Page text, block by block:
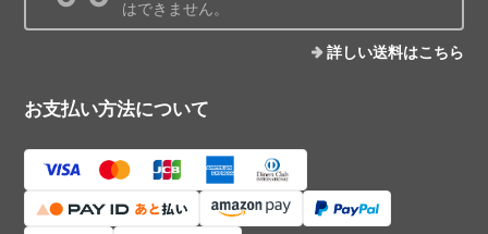
はできません。
詳しい送料はこちら
お支払い方法について